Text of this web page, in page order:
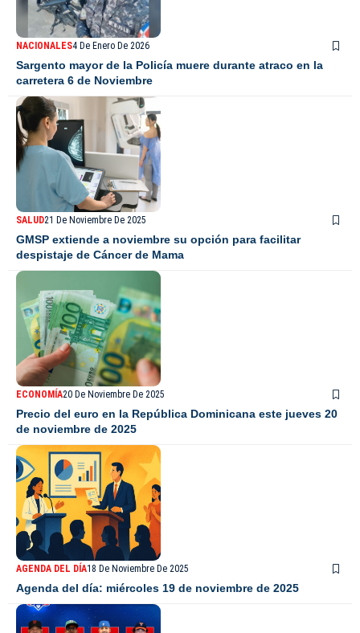
NACIONALES4 De Enero De 2026
Sargento mayor de la Policía muere durante atraco en la
carretera 6 de Noviembre
SALUD21 De Noviembre De 2025
GMSP extiende a noviembre su opción para facilitar
despistaje de Cáncer de Mama
ECONOMÍA20 De Noviembre De 2025
Precio del euro en la República Dominicana este jueves 20
de noviembre de 2025
AGENDA DEL DÍA18 De Noviembre De 2025
Agenda del día: miércoles 19 de noviembre de 2025